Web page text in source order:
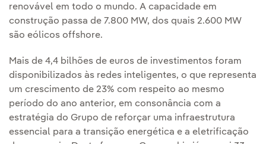
renovável em todo o mundo. A capacidade em
construção passa de 7.800 MW, dos quais 2.600 MW
são eólicos offshore.
Mais de 4,4 bilhões de euros de investimentos foram
disponibilizados às redes inteligentes, o que representa
um crescimento de 23% com respeito ao mesmo
período do ano anterior, em consonância com a
estratégia do Grupo de reforçar uma infraestrutura
essencial para a transição energética e a eletrificação